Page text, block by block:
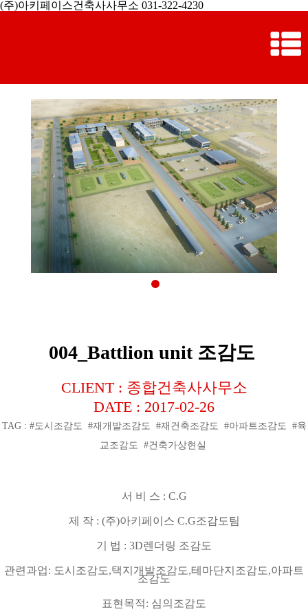
(주)아키페이스건축사사무소 031-322-4230
004_Battlion unit 조감도
CLIENT : 종합건축사사무소
DATE : 2017-02-26
TAG : #도시조감도 #재개발조감도 #재건축조감도 #아파트조감도 #육
교조감도 #건축가상현실
서 비 스 : C.G
제 작 : (주)아키페이스 C.G조감도팀
기 법 : 3D렌더링 조감도
관련과업: 도시조감도,택지개발조감도,테마단지조감도,아파트
조감도
표현목적: 심의조감도